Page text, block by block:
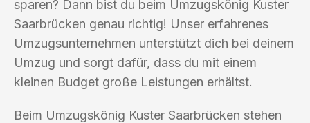
sparen? Dann bist du beim Umzugskönig Kuster
Saarbrücken genau richtig! Unser erfahrenes
Umzugsunternehmen unterstützt dich bei deinem
Umzug und sorgt dafür, dass du mit einem
kleinen Budget große Leistungen erhältst.
Beim Umzugskönig Kuster Saarbrücken stehen